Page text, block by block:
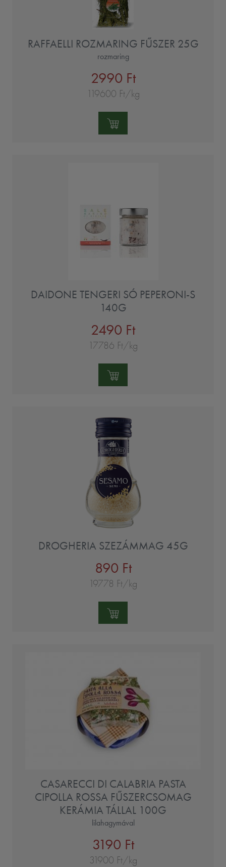
RAFFAELLI ROZMARING FŰSZER 25G
rozmaring
2990 Ft
119600 Ft/kg
Mennyiség:
DAIDONE TENGERI SÓ PEPERONI-S
140G
2490 Ft
17786 Ft/kg
Mennyiség:
DROGHERIA SZEZÁMMAG 45G
890 Ft
19778 Ft/kg
Mennyiség:
CASARECCI DI CALABRIA PASTA
CIPOLLA ROSSA FŰSZERCSOMAG
KERÁMIA TÁLLAL 100G
lilahagymával
3190 Ft
31900 Ft/kg